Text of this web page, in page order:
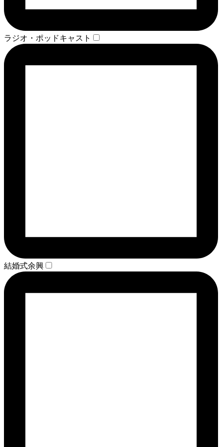
ラジオ・ポッドキャスト
結婚式余興